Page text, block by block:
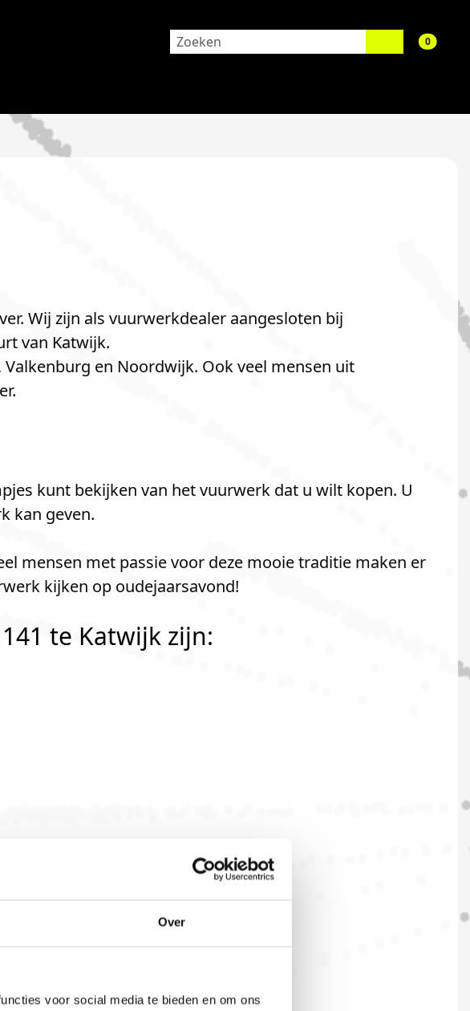
Over
voor social media te bieden en om ons
0aantal
Wij zijn als vuurwerkdealer aangesloten bij
van Katwijk.
en Noordwijk. Ook veel mensen uit
kunt bekijken van het vuurwerk dat u wilt kopen. U
kan geven.
mensen met passie voor deze mooie traditie maken er
kijken op oudejaarsavond!
te Katwijk zijn: